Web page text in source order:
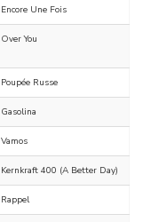
Encore Une Fois
Over You
Poupée Russe
Gasolina
Vamos
Kernkraft 400 (A Better Day)
Rappel